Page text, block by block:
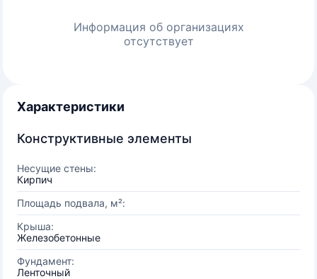
Информация об организациях
отсутствует
Характеристики
Конструктивные элементы
Несущие стены:
Кирпич
Площадь подвала, м²:
Крыша:
Железобетонные
Фундамент:
Ленточный